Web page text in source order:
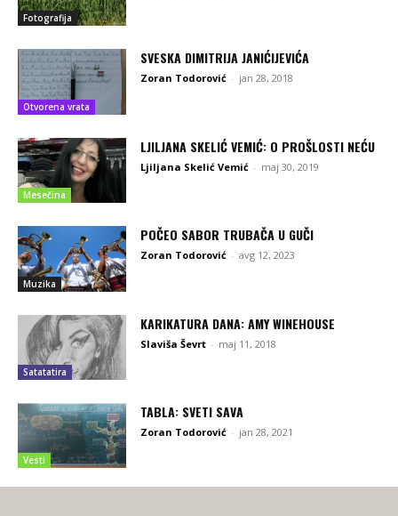
Fotografija
Otvorena vrata
SVESKA DIMITRIJA JANIĆIJEVIĆA
Zoran Todorović - jan 28, 2018
Mesečina
LJILJANA SKELIĆ VEMIĆ: O PROŠLOSTI NEĆU
Ljiljana Skelić Vemić - maj 30, 2019
Muzika
POČEO SABOR TRUBAČA U GUČI
Zoran Todorović - avg 12, 2023
Satatatira
KARIKATURA DANA: AMY WINEHOUSE
Slaviša Ševrt - maj 11, 2018
Vesti
TABLA: SVETI SAVA
Zoran Todorović - jan 28, 2021